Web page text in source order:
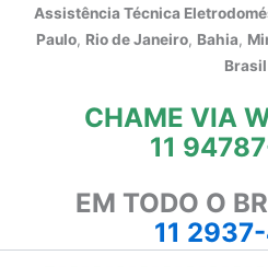
Assistência Técnica
Paulo, Rio de Janeiro, Bahia,
Brasil
CHAME VIA
11
EM TODO O
11